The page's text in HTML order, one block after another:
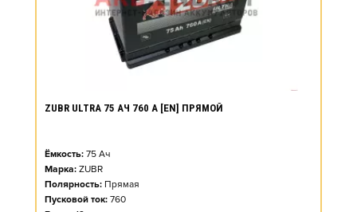
ZUBR ULTRA 75 АЧ 760 А [EN] ПРЯМОЙ
Ёмкость: 75 Ач
Марка: ZUBR
Полярность: Прямая
Пусковой ток: 760